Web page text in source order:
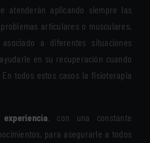
atenderán aplicando siempre las
articulares o musculares,
a diferentes situaciones
en su recuperación cuando
En todos estos casos la fisioterapia
, con una constante
para asegurarle a todos